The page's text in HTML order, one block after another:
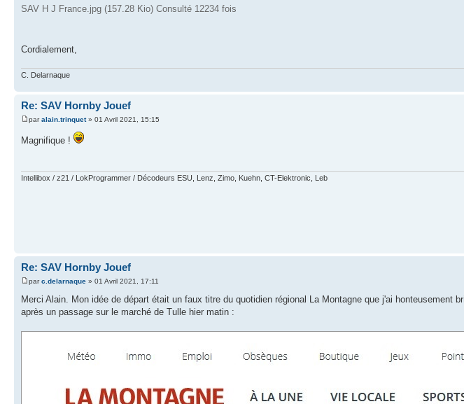
SAV H J France.jpg (157.28 Kio) Consulté 12234 fois
Cordialement,
C. Delarnaque
Re: SAV Hornby Jouef
paralain.trinquet» 01 Avril 2021, 15:15
Magnifique !
Intellibox / z21 / LokProgrammer / Décodeurs ESU, Lenz, Zimo, Kuehn, CT-Elektronic, Leb
Re: SAV Hornby Jouef
parc.delarnaque » 01 Avril 2021, 17:11
Merci Alain. Mon idée de départ était un faux titre du quotidien régional La Montagne que j'ai honteusement
après un passage sur le marché de Tulle hier matin :